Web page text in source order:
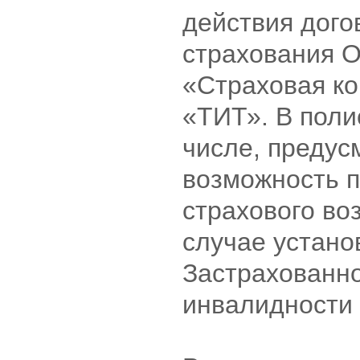
действия
страхования
«Страховая
«ТИТ». В
числе,
возможность
страхового
случае